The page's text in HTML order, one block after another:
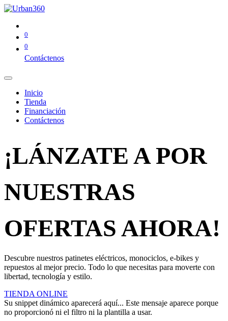
0
0
Contáctenos
Inicio
Tienda
Financiación
Contáctenos
¡LÁNZATE A POR
NUESTRAS
OFERTAS AHORA!
Descubre nuestros patinetes eléctricos, monociclos, e-bikes y
repuestos al mejor precio. Todo lo que necesitas para moverte con
libertad, tecnología y estilo.
TIENDA ONLINE
Su snippet dinámico aparecerá aquí... Este mensaje aparece porque
no proporcionó ni el filtro ni la plantilla a usar.